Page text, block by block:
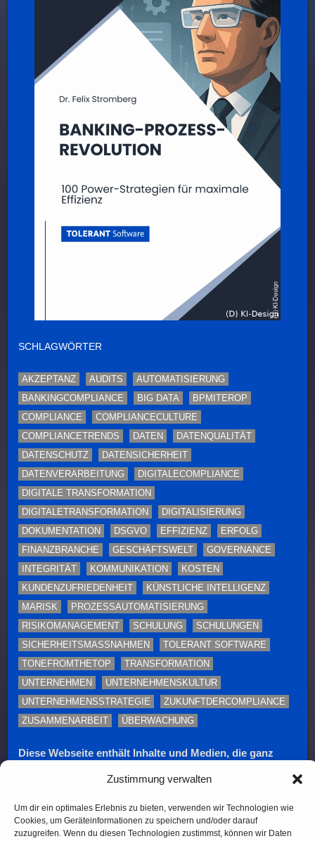
Zustimmung verwalten
Um dir ein optimales Erlebnis zu bieten, verwenden wir Technologien wie
Cookies, um Geräteinformationen zu speichern und/oder darauf
zuzugreifen. Wenn du diesen Technologien zustimmst, können wir Daten
SCHLAGWÖRTER
AKZEPTANZ AUDITS
AUTOMATISIERUNG
BANKINGCOMPLIANCE
BIG DATA
BPMITEROP
COMPLIANCE
COMPLIANCECULTURE
COMPLIANCETRENDS
DATEN
DATENQUALITÄT
DATENSCHUTZ
DATENSICHERHEIT
DATENVERARBEITUNG
DIGITALECOMPLIANCE
DIGITALE TRANSFORMATION
DIGITALETRANSFORMATION
DIGITALISIERUNG
DOKUMENTATION
DSGVO EFFIZIENZ
ERFOLG
FINANZBRANCHE
GESCHÄFTSWELT
GOVERNANCE
INTEGRITÄT
KOMMUNIKATION
KOSTEN
KUNDENZUFRIEDENHEIT
KÜNSTLICHE INTELLIGENZ
MARISK
PROZESSAUTOMATISIERUNG
RISIKOMANAGEMENT
SCHULUNG
SCHULUNGEN
SICHERHEITSMASSNAHMEN
TOLERANT SOFTWARE
TONEFROMTHETOP
TRANSFORMATION
UNTERNEHMEN
UNTERNEHMENSKULTUR
UNTERNEHMENSSTRATEGIE
ZUKUNFTDERCOMPLIANCE
ZUSAMMENARBEIT
ÜBERWACHUNG
Diese Webseite enthält Inhalte und Medien, die ganz
wurden. Namen, Personenabbildungen und Beispiele
dienen – sofern nicht ausdrücklich anders
gekennzeichnet – ausschließlich illustrativen Zwecken.